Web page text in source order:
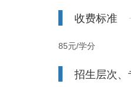
收费标准
85元/学分
招生层次、